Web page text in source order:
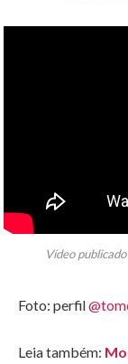
Vídeo
Foto: perfil
Leia também: